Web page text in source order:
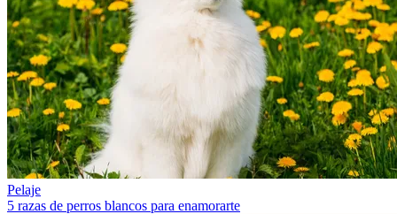
Pelaje
5 razas de perros blancos para enamorarte